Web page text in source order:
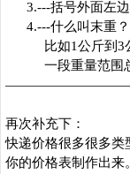
3.---括号外面左
4.---什么叫末重？
比如1公斤到 3
一段重量范围
再次补充下：
快递价格很多很多类
你的价格表制作出来